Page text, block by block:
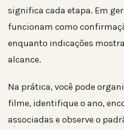
significa cada etapa. Em
funcionam como
enquanto indicações
alcance.
Na prática, você pode
filme, identifique o ano,
associadas e observe o